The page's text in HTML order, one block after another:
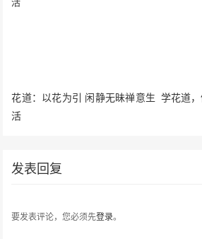
花道：以花为引 闲静无昧禅意生
活
学花道
发表回复
要发表评论，您必须先登录。